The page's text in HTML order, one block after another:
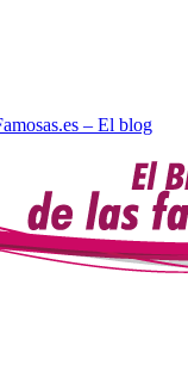
– El blog